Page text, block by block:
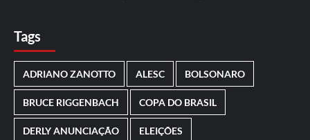
Tags
ADRIANO ZANOTTO ALESC BOLSONARO
BRUCE RIGGENBACH COPA DO BRASIL
DERLY ANUNCIAÇÃO ELEIÇÕES